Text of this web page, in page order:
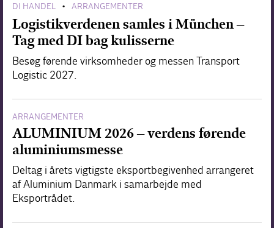
DI HANDEL • ARRANGEMENTER
Logistikverdenen samles i München –
Tag med DI bag kulisserne
Besøg førende virksomheder og messen Transport
Logistic 2027.
ARRANGEMENTER
ALUMINIUM 2026 – verdens førende
aluminiumsmesse
Deltag i årets vigtigste eksportbegivenhed arrangeret
af Aluminium Danmark i samarbejde med
Eksportrådet.